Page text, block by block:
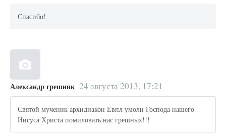
Спасибо!
Александр грешник 24 августа 2013, 17:21
Святой мученик архидиакон Евпл умоли Господа нашего
Иисуса Христа помиловать нас грешных!!!